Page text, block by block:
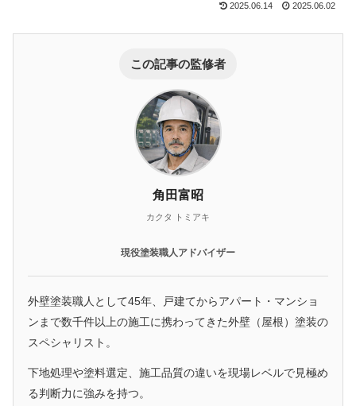
2025.06.14 2025.06.02
この記事の監修者
角田富昭
カクタ トミアキ
現役塗装職人アドバイザー
外壁塗装職人として45年、戸建てからアパート・マンショ
ンまで数千件以上の施工に携わってきた外壁（屋根）塗装の
スペシャリスト。
下地処理や塗料選定、施工品質の違いを現場レベルで見極め
る判断力に強みを持つ。